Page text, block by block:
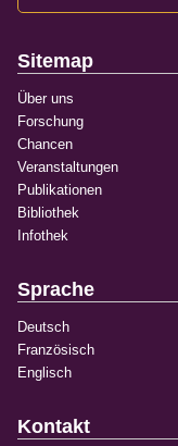
Sitemap
Über uns
Forschung
Chancen
Veranstaltungen
Publikationen
Bibliothek
Infothek
Sprache
Deutsch
Französisch
Englisch
Kontakt